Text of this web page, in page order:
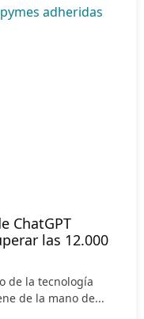
ChatGPT
las 12.000
de la tecnología
de la mano de...